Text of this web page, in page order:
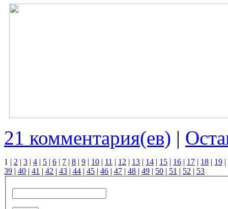
21 комментария(ев) |
1 | 2 | 3 | 4 | 5 | 6 | 7 | 8 | 9 | 10 | 11 | 12 | 13 | 14 | 15 | 16 | 17 | 18 | 19 |
39 | 40 | 41 | 42 | 43 | 44 | 45 | 46 | 47 | 48 | 49 | 50 | 51 | 52 | 53